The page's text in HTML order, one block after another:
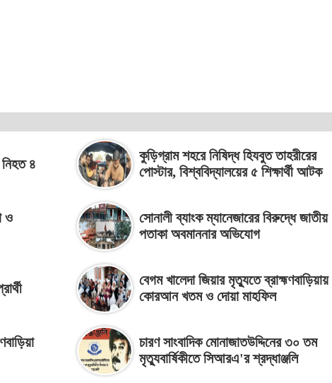
নিহত ৪
কুড়িগ্রাম শহরে নিষিদ্ধ হিযবুত তাহরীরের
পোস্টার, বিশ্ববিদ্যালয়ের ৫ শিক্ষার্থী আটক
ও
সোনালী ব্যাংক ম্যানেজারের বিরুদ্ধে জাতীয়
পতাকা অবমাননার অভিযোগ
বেগম খালেদা জিয়ার মৃত্যুতে ব্রাহ্মণবাড়িয়ায়
কোরআন খতম ও দোয়া মাহফিল
চারণ সাংবাদিক মোনাজাতউদ্দিনের ৩০ তম
মৃত্যুবার্ষিকীতে সিআরএ'র শ্রদ্ধাঞ্জলি